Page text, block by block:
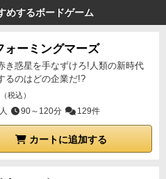
めするボードゲーム
ォーミングマーズ
き惑星を手なずけろ!人類の新時代
るのはどの企業だ!?
（税込）
90～120分 129件
カートに追加する